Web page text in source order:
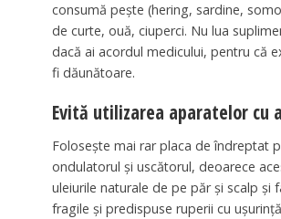
consumă pește (hering, sardine,
de curte, ouă, ciuperci. Nu lua
dacă ai acordul medicului, pentru că
fi dăunătoare.
Evită utilizarea aparatelor cu
Folosește mai rar placa de îndreptat
ondulatorul și uscătorul, deoarece
uleiurile naturale de pe păr și scalp și
fragile și predispuse ruperii cu